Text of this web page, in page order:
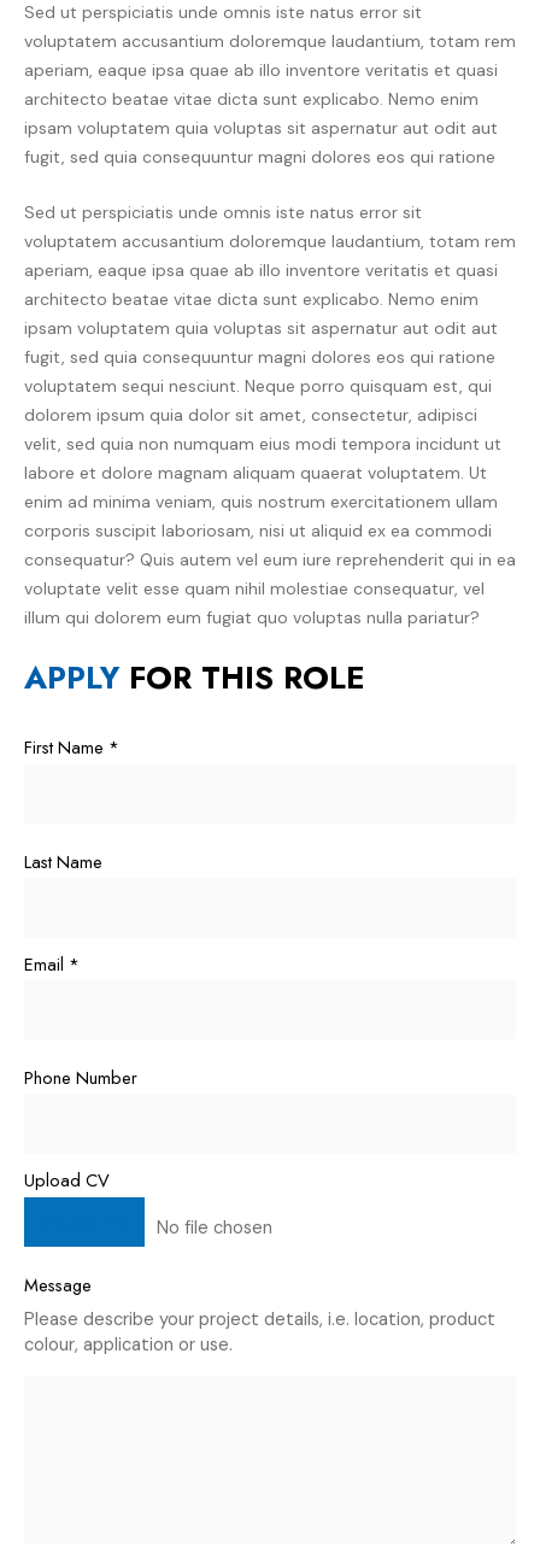
Sed ut perspiciatis unde omnis iste natus error sit
voluptatem accusantium doloremque laudantium, totam rem
aperiam, eaque ipsa quae ab illo inventore veritatis et quasi
architecto beatae vitae dicta sunt explicabo. Nemo enim
ipsam voluptatem quia voluptas sit aspernatur aut odit aut
fugit, sed quia consequuntur magni dolores eos qui ratione
Sed ut perspiciatis unde omnis iste natus error sit
voluptatem accusantium doloremque laudantium, totam rem
aperiam, eaque ipsa quae ab illo inventore veritatis et quasi
architecto beatae vitae dicta sunt explicabo. Nemo enim
ipsam voluptatem quia voluptas sit aspernatur aut odit aut
fugit, sed quia consequuntur magni dolores eos qui ratione
voluptatem sequi nesciunt. Neque porro quisquam est, qui
dolorem ipsum quia dolor sit amet, consectetur, adipisci
velit, sed quia non numquam eius modi tempora incidunt ut
labore et dolore magnam aliquam quaerat voluptatem. Ut
enim ad minima veniam, quis nostrum exercitationem ullam
corporis suscipit laboriosam, nisi ut aliquid ex ea commodi
consequatur? Quis autem vel eum iure reprehenderit qui in ea
voluptate velit esse quam nihil molestiae consequatur, vel
illum qui dolorem eum fugiat quo voluptas nulla pariatur?
APPLYFOR THIS ROLE
First Name *
Last Name
Email *
Phone Number
Upload CV
No file chosen
Message
Please describe your project details, i.e. location, product
colour, application or use.